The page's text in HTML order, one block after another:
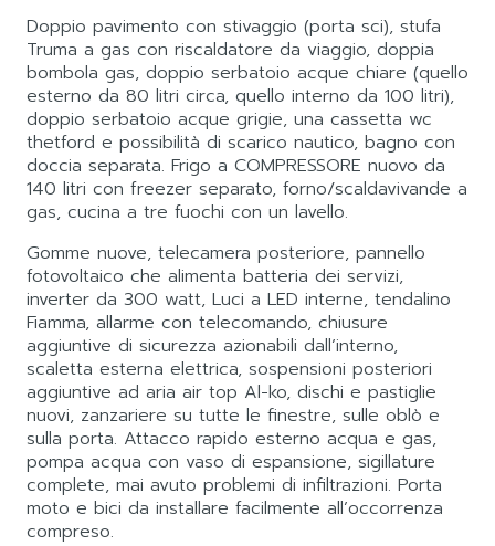
Doppio pavimento con stivaggio (porta sci), stufa
Truma a gas con riscaldatore da viaggio, doppia
bombola gas, doppio serbatoio acque chiare (quello
esterno da 80 litri circa, quello interno da 100 litri),
doppio serbatoio acque grigie, una cassetta wc
thetford e possibilità di scarico nautico, bagno con
doccia separata. Frigo a COMPRESSORE nuovo da
140 litri con freezer separato, forno/scaldavivande a
gas, cucina a tre fuochi con un lavello.
Gomme nuove, telecamera posteriore, pannello
fotovoltaico che alimenta batteria dei servizi,
inverter da 300 watt, Luci a LED interne, tendalino
Fiamma, allarme con telecomando, chiusure
aggiuntive di sicurezza azionabili dall’interno,
scaletta esterna elettrica, sospensioni posteriori
aggiuntive ad aria air top Al-ko, dischi e pastiglie
nuovi, zanzariere su tutte le finestre, sulle oblò e
sulla porta. Attacco rapido esterno acqua e gas,
pompa acqua con vaso di espansione, sigillature
complete, mai avuto problemi di infiltrazioni. Porta
moto e bici da installare facilmente all’occorrenza
compreso.